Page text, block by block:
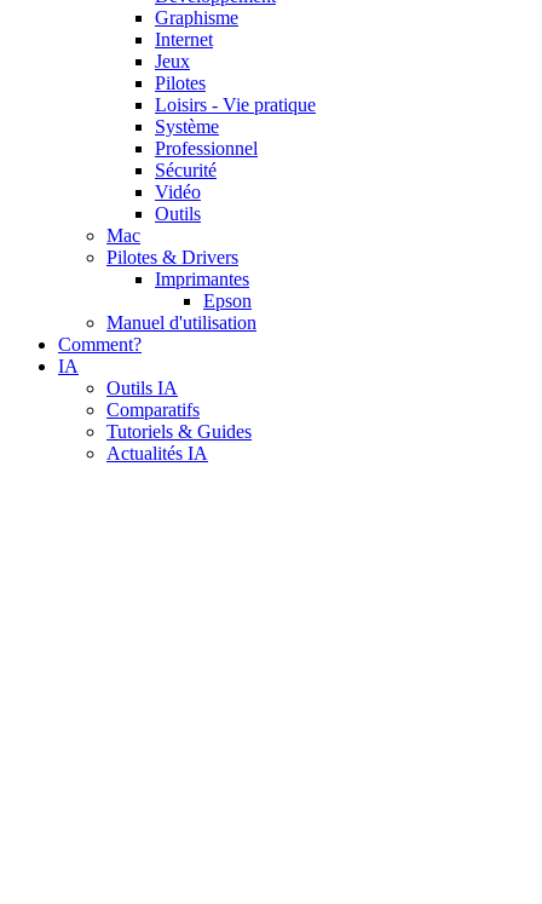
Graphisme
Internet
Jeux
Pilotes
Loisirs - Vie pratique
Système
Professionnel
Sécurité
Vidéo
Outils
Mac
Pilotes & Drivers
Imprimantes
Epson
Manuel d'utilisation
Comment?
IA
Outils IA
Comparatifs
Tutoriels & Guides
Actualités IA